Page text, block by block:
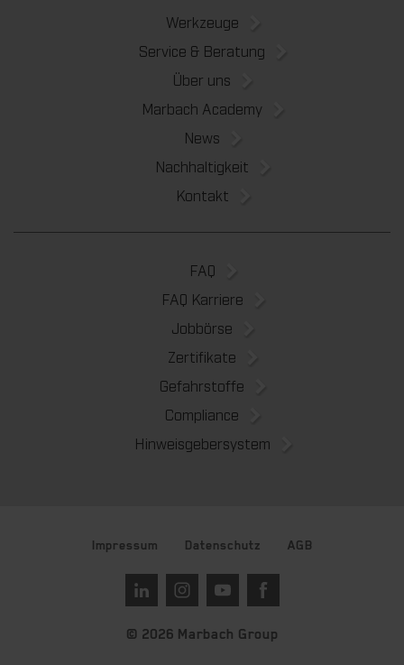
Werkzeuge
Service & Beratung
Über uns
Marbach Academy
News
Nachhaltigkeit
Kontakt
FAQ
FAQ Karriere
Jobbörse
Zertifikate
Gefahrstoffe
Compliance
Hinweisgebersystem
Impressum Datenschutz AGB
© 2026 Marbach Group